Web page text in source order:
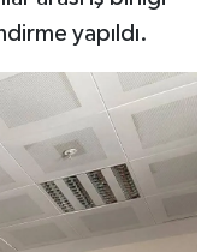
yapıldı.